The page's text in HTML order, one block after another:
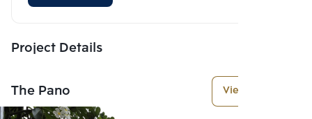
Project Details
The Pano View More